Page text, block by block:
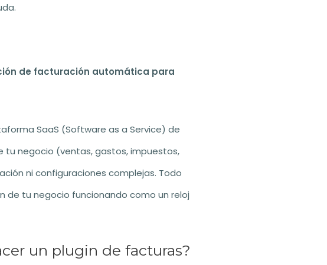
de facturación automática para
SaaS (Software as a Service) de
tu negocio (ventas, gastos, impuestos,
ni configuraciones complejas. Todo
tu negocio funcionando como un reloj
un plugin de facturas?